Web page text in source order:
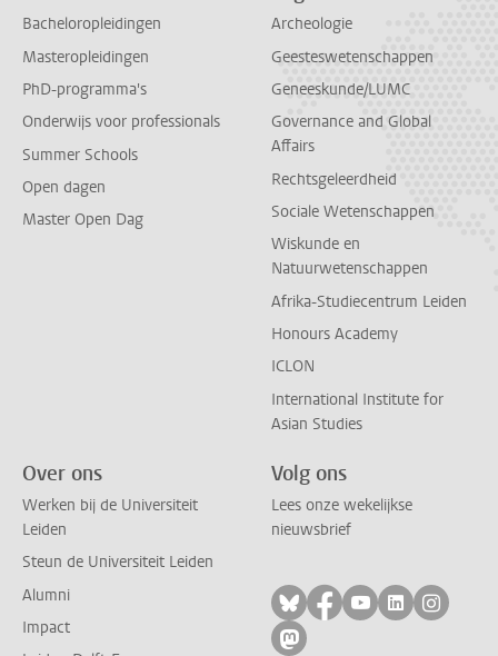
Bacheloropleidingen
Masteropleidingen
PhD-programma's
Onderwijs voor professionals
Summer Schools
Open dagen
Master Open Dag
Archeologie
Geesteswetenschappen
Geneeskunde/LUMC
Governance and Global
Affairs
Rechtsgeleerdheid
Sociale Wetenschappen
Wiskunde en
Natuurwetenschappen
Afrika-Studiecentrum Leiden
Honours Academy
ICLON
International Institute for
Asian Studies
Over ons
Werken bij de Universiteit
Leiden
Steun de Universiteit Leiden
Alumni
Impact
Volg ons
Lees onze wekelijkse
nieuwsbrief
Volg ons op bluesky
Volg ons op
Volg ons op
Volg ons
Volg
Volg ons op mastodon